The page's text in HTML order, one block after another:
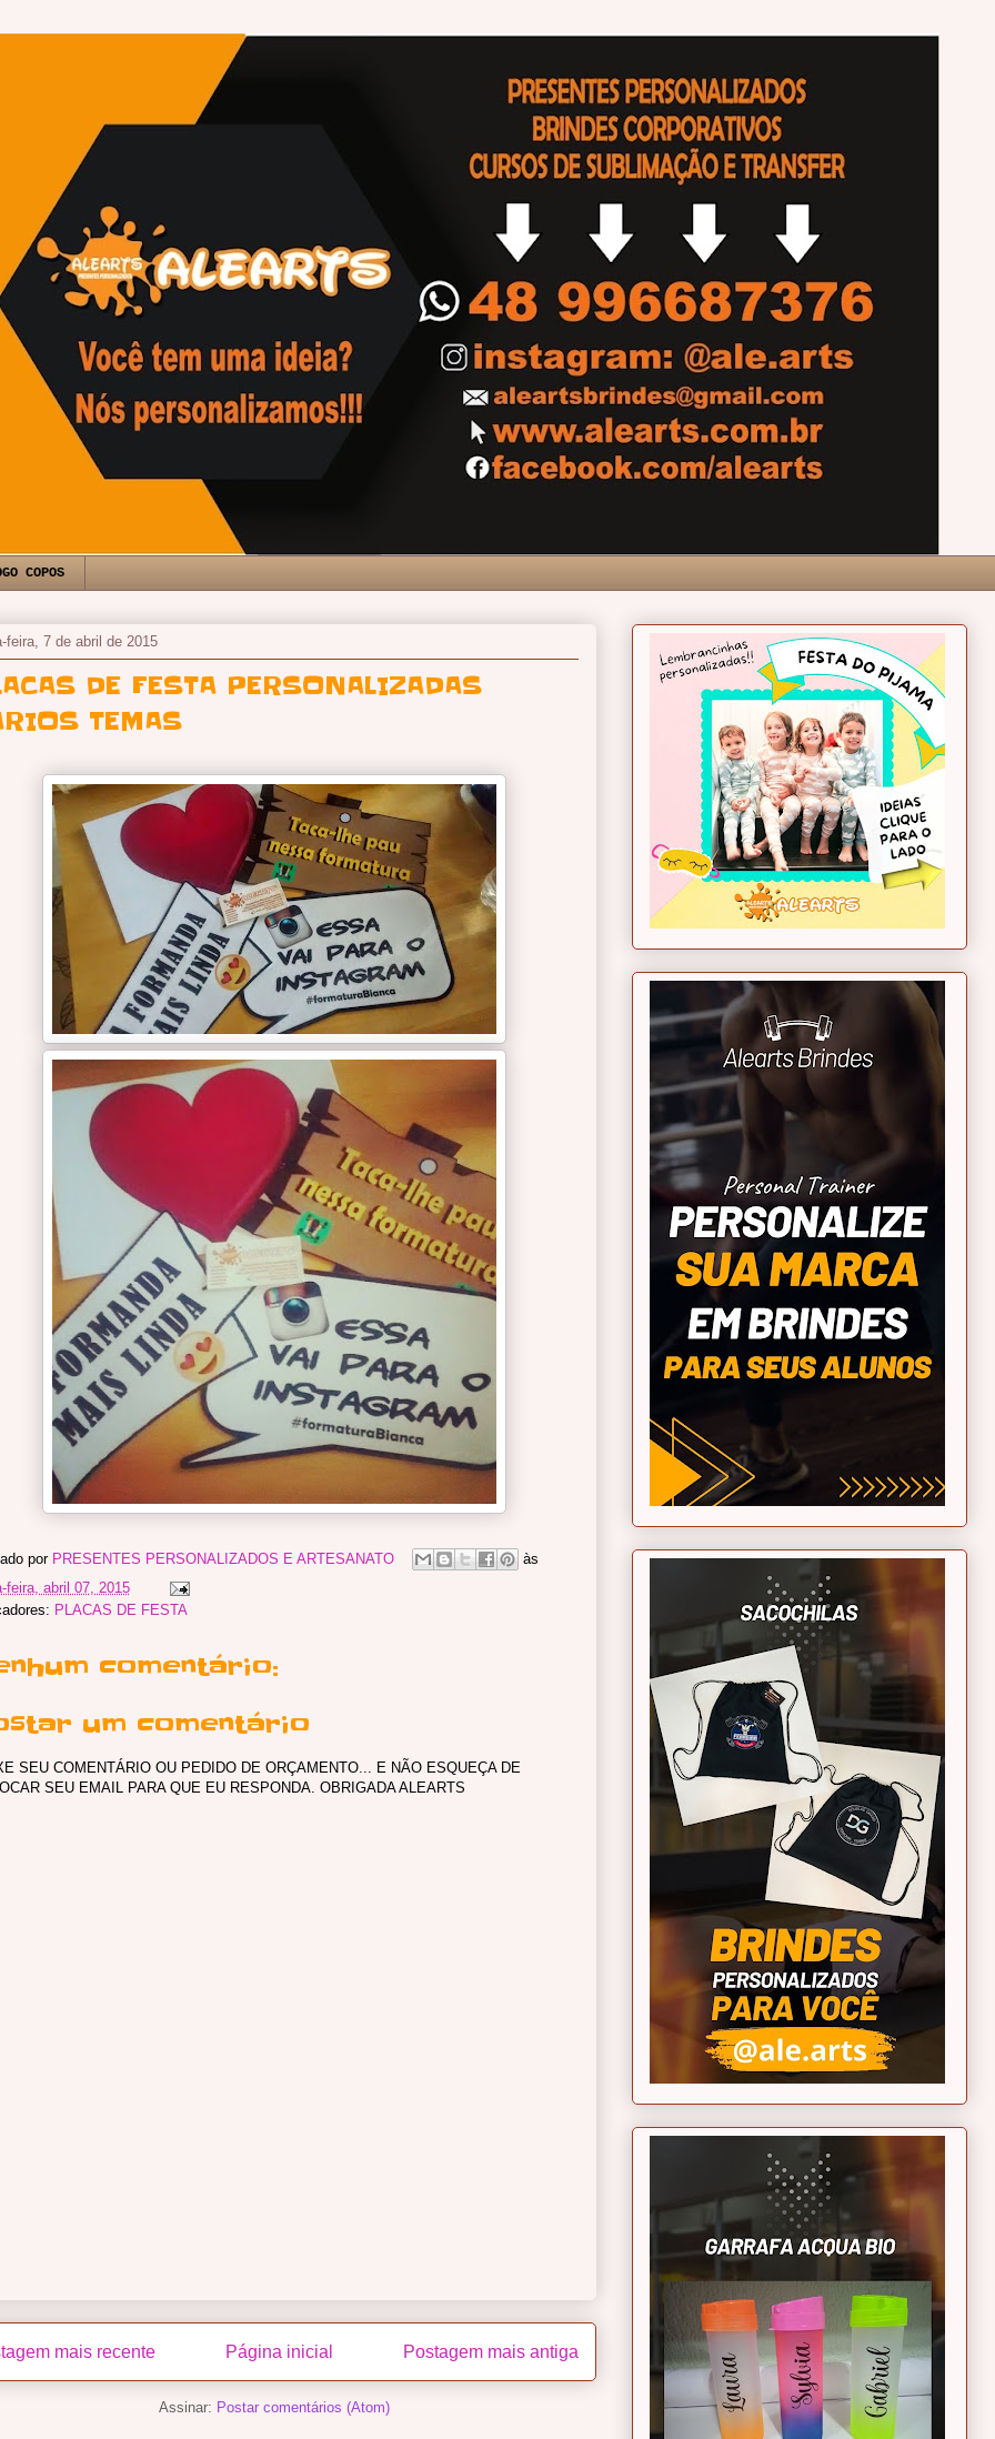
COPOS
feira, 7 de abril de 2015
DE FESTA PERSONALIZADAS
TEMAS
por PRESENTES PERSONALIZADOS E ARTESANATO
às
feira, abril 07, 2015
PLACAS DE FESTA
comentário:
um comentário
SEU COMENTÁRIO OU PEDIDO DE ORÇAMENTO... E NÃO ESQUEÇA DE
SEU EMAIL PARA QUE EU RESPONDA. OBRIGADA ALEARTS
mais recente Postagem mais antiga
Página inicial
Assinar: Postar comentários (Atom)